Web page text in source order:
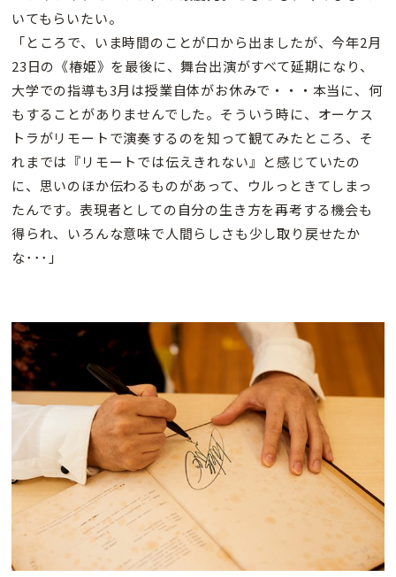
いてもらいたい。
「ところで、いま時間のことが口から出ましたが、今年2月
23日の《椿姫》を最後に、舞台出演がすべて延期になり、
大学での指導も3月は授業自体がお休みで・・・本当に、何
もすることがありませんでした。そういう時に、オーケス
トラがリモートで演奏するのを知って観てみたところ、そ
れまでは『リモートでは伝えきれない』と感じていたの
に、思いのほか伝わるものがあって、ウルっときてしまっ
たんです。表現者としての自分の生き方を再考する機会も
得られ、いろんな意味で人間らしさも少し取り戻せたか
な･･･」